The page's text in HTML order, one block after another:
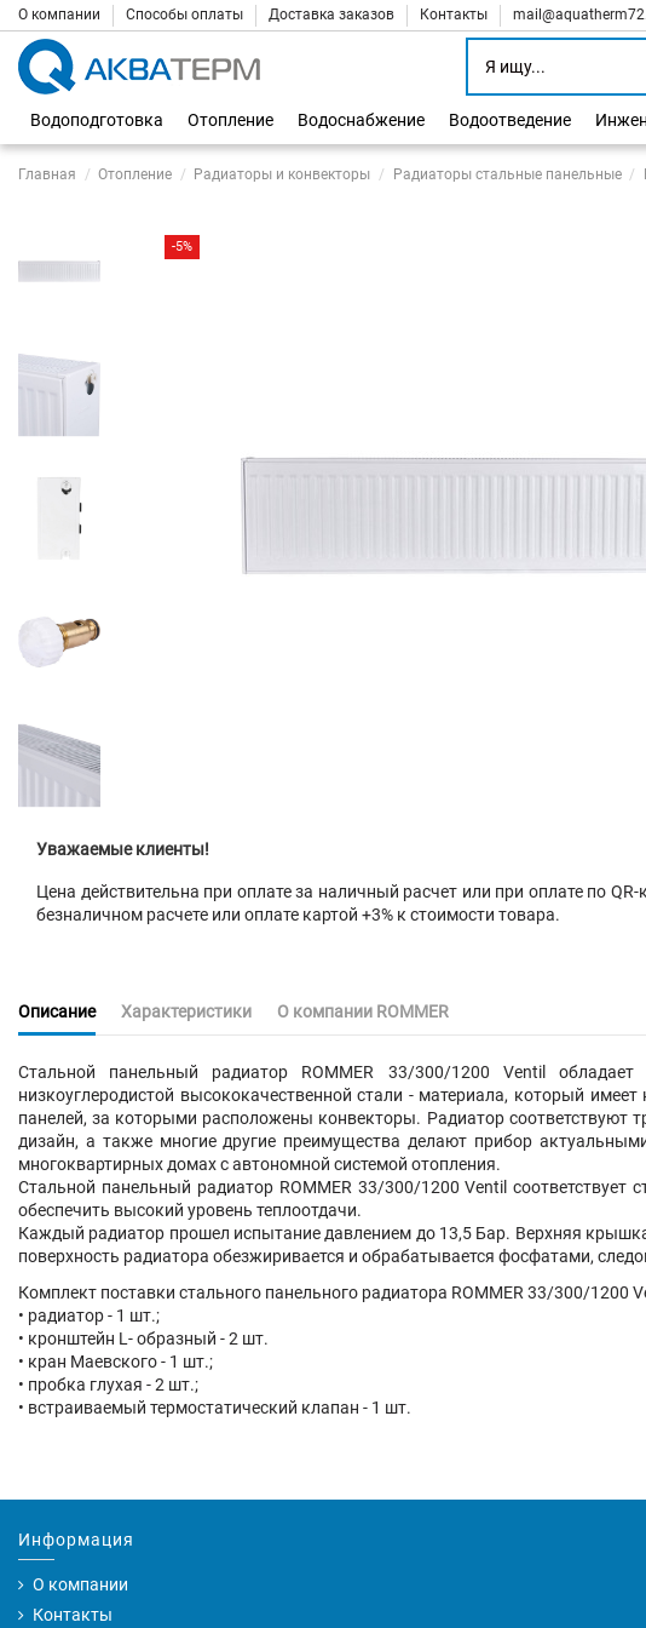
О компании Способы оплаты Доставка заказов Контакты
Водоподготовка
Отопление Водоснабжение Водоотведение
Главная Отопление Радиаторы и конвекторы Радиаторы стальные панельные
-5%
Уважаемые клиенты!
Цена действительна при оплате за наличный расчет или при оплате по QR-
безналичном расчете или оплате картой +3% к стоимости товара.
Описание Характеристики О компании ROMMER
Стальной панельный радиатор ROMMER 33/300/1200 Ventil
низкоуглеродистой высококачественной стали - материала, который
панелей, за которыми расположены конвекторы. Радиатор соответствуют
дизайн, а также многие другие преимущества делают прибор
многоквартирных домах с автономной системой отопления.
Стальной панельный радиатор ROMMER 33/300/1200 Ventil
обеспечить высокий уровень теплоотдачи.
Каждый радиатор прошел испытание давлением до 13,5 Бар. Верхняя крышка
поверхность радиатора обезжиривается и обрабатывается фосфатами,
Комплект поставки стального панельного радиатора ROMMER 33/300/1200
• радиатор - 1 шт.;
• кронштейн L- образный - 2 шт.
• кран Маевского - 1 шт.;
• пробка глухая - 2 шт.;
• встраиваемый термостатический клапан - 1 шт.
Информация
О компании
Контакты